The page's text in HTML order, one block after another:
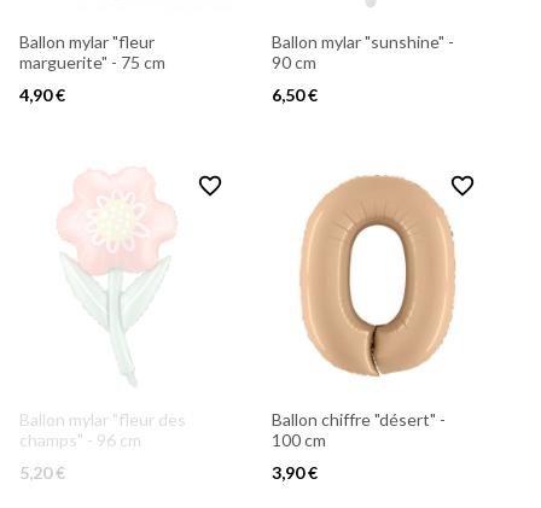
Ballon mylar "fleur
marguerite" - 75 cm
4,90 €
Ballon mylar "sunshine" -
90 cm
6,50 €
favorite_border
Ballon mylar "fleur des
champs" - 96 cm
5,20 €
favorite_border
Ballon chiffre "désert" -
100 cm
3,90 €